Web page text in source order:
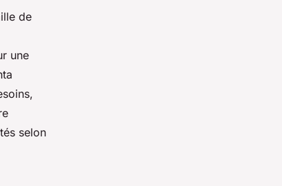
de
une
selon